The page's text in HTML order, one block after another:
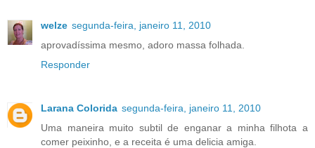
welze segunda-feira, janeiro 11, 2010
aprovadíssima mesmo, adoro massa folhada.
Responder
Larana Colorida segunda-feira, janeiro 11, 2010
Uma maneira muito subtil de enganar a minha filhota a
comer peixinho, e a receita é uma delicia amiga.